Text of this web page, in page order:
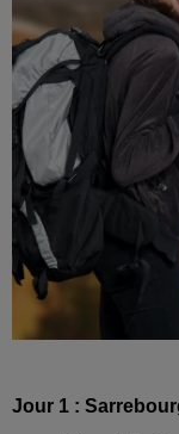
Jour 1 :